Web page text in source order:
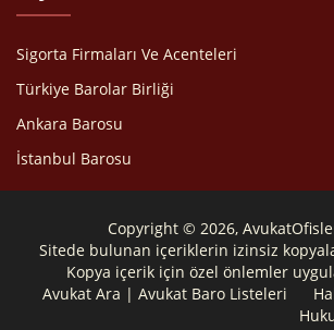
Sigorta Firmaları Ve Acenteleri
Türkiye Barolar Birliği
Ankara Barosu
İstanbul Barosu
Copyright © 2026,
Sitede bulunan içeriklerin izinsiz
Kopya içerik için özel önlemler
Avukat Ara | Avukat Baro Listeleri